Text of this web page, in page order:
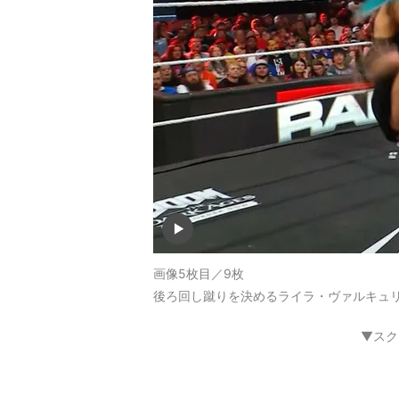
画像5枚目／9枚
後ろ回し蹴りを決めるライラ・ヴァルキュ
▼スク